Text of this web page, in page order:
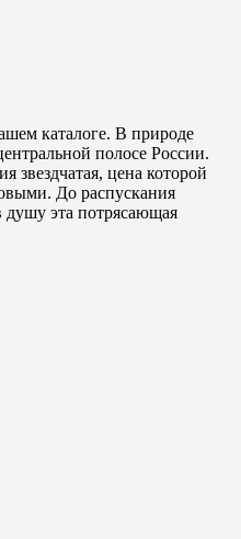
каталоге. В природе
полосе России.
звездчатая, цена которой
До распускания
душу эта потрясающая